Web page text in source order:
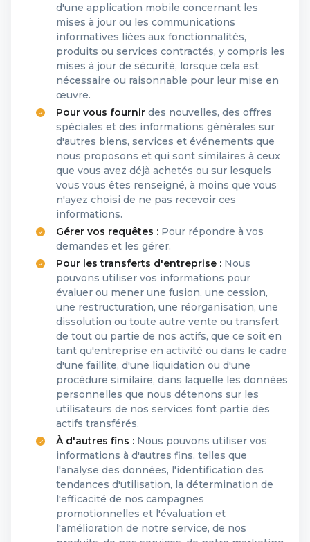
d'une application mobile concernant les
mises à jour ou les communications
informatives liées aux fonctionnalités,
produits ou services contractés, y compris les
mises à jour de sécurité, lorsque cela est
nécessaire ou raisonnable pour leur mise en
œuvre.
Pour vous fournir des nouvelles, des offres
spéciales et des informations générales sur
d'autres biens, services et événements que
nous proposons et qui sont similaires à ceux
que vous avez déjà achetés ou sur lesquels
vous vous êtes renseigné, à moins que vous
n'ayez choisi de ne pas recevoir ces
informations.
Gérer vos requêtes : Pour répondre à vos
demandes et les gérer.
Pour les transferts d'entreprise : Nous
pouvons utiliser vos informations pour
évaluer ou mener une fusion, une cession,
une restructuration, une réorganisation, une
dissolution ou toute autre vente ou transfert
de tout ou partie de nos actifs, que ce soit en
tant qu'entreprise en activité ou dans le cadre
d'une faillite, d'une liquidation ou d'une
procédure similaire, dans laquelle les données
personnelles que nous détenons sur les
utilisateurs de nos services font partie des
actifs transférés.
À d'autres fins : Nous pouvons utiliser vos
informations à d'autres fins, telles que
l'analyse des données, l'identification des
tendances d'utilisation, la détermination de
l'efficacité de nos campagnes
promotionnelles et l'évaluation et
l'amélioration de notre service, de nos